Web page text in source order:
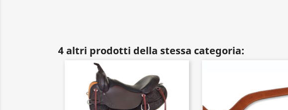
4 altri prodotti della stessa categoria: